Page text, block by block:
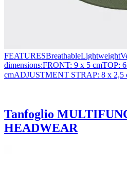
dimensions:FRONT: 9 x 5 cmTOP:
cmADJUSTMENT STRAP: 8 x 2,5
Tanfoglio
HEADWEAR